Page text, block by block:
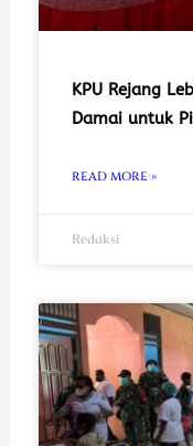
KPU Rejang
Damai untuk
READ MORE »
Redaksi